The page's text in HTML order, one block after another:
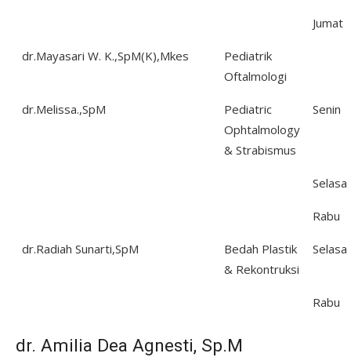
Jumat
dr.Mayasari W. K.,SpM(K),Mkes
Pediatrik
Oftalmologi
dr.Melissa.,SpM
Pediatric
Ophtalmology
& Strabismus
Senin
Selasa
Rabu
dr.Radiah Sunarti,SpM
Bedah Plastik
& Rekontruksi
Selasa
Rabu
dr. Amilia Dea Agnesti, Sp.M